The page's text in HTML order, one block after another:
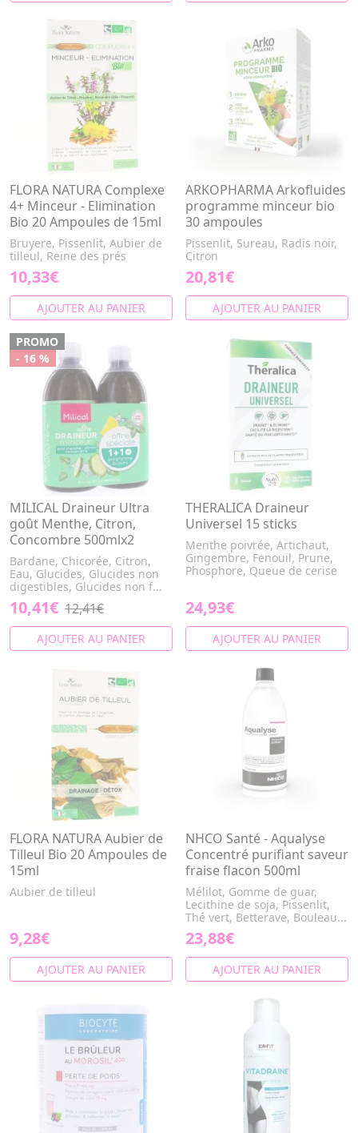
FLORA NATURA Complexe
4+ Minceur - Elimination
Bio 20 Ampoules de 15ml
Bruyere, Pissenlit, Aubier de
tilleul, Reine des prés
10,33€
AJOUTER AU PANIER
ARKOPHARMA Arkofluides
programme minceur bio
30 ampoules
Pissenlit, Sureau, Radis noir,
Citron
20,81€
AJOUTER AU PANIER
PROMO
- 16 %
MILICAL Draineur Ultra
goût Menthe, Citron,
Concombre 500mlx2
Bardane, Chicorée, Citron,
Eau, Glucides, Glucides non
digestibles, Glucides non f...
10,41€ 12,41€
AJOUTER AU PANIER
THERALICA Draineur
Universel 15 sticks
Menthe poivrée, Artichaut,
Gingembre, Fenouil, Prune,
Phosphore, Queue de cerise
24,93€
AJOUTER AU PANIER
FLORA NATURA Aubier de
Tilleul Bio 20 Ampoules de
15ml
Aubier de tilleul
9,28€
AJOUTER AU PANIER
NHCO Santé - Aqualyse
Concentré purifiant saveur
fraise flacon 500ml
Mélilot, Gomme de guar,
Lecithine de soja, Pissenlit,
Thé vert, Betterave, Bouleau...
23,88€
AJOUTER AU PANIER